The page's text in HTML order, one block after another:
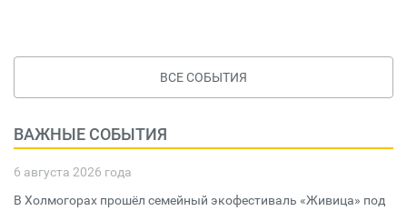
ВСЕ СОБЫТИЯ
ВАЖНЫЕ СОБЫТИЯ
6 августа 2026 года
В Холмогорах прошёл семейный экофестиваль «Живица» под